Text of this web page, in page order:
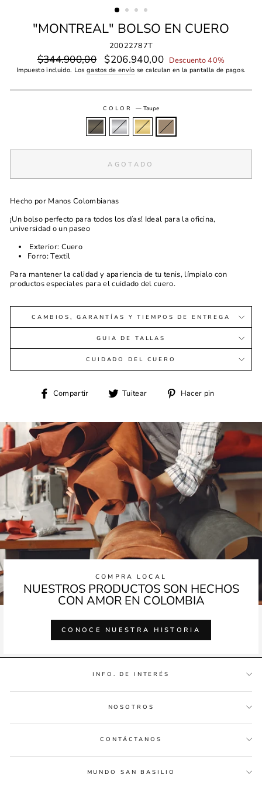
"MONTREAL" BOLSO EN CUERO
20022787T
Precio
habitual
$344.900,00
Precio
de
oferta
$206.940,00 Descuento 40%
Impuesto incluido. Los gastos de envío se calculan en la pantalla de pagos.
COLOR — Taupe
AGOTADO
Hecho por Manos Colombianas
¡Un bolso perfecto para todos los días! Ideal para la oficina,
universidad o un paseo
Exterior: Cuero
Forro: Textil
Para mantener la calidad y apariencia de tu tenis, límpialo con
productos especiales para el cuidado del cuero.
CAMBIOS, GARANTÍAS Y TIEMPOS DE ENTREGA
GUIA DE TALLAS
CUIDADO DEL CUERO
Compartir
CompartirTuitear
Tuitear Hacer pin
COMPRA LOCAL
NUESTROS PRODUCTOS SON HECHOS
CON AMOR EN COLOMBIA
CONOCE NUESTRA HISTORIA
INFO. DE INTERÉS
NOSOTROS
CONTÁCTANOS
MUNDO SAN BASILIO